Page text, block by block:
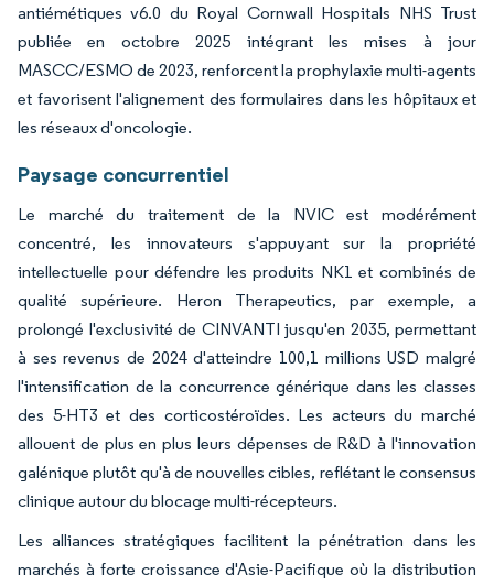
antiémétiques v6.0 du Royal Cornwall Hospitals NHS Trust
publiée en octobre 2025 intégrant les mises à jour
MASCC/ESMO de 2023, renforcent la prophylaxie multi-agents
et favorisent l'alignement des formulaires dans les hôpitaux et
les réseaux d'oncologie.
Paysage concurrentiel
Le marché du traitement de la NVIC est modérément
concentré, les innovateurs s'appuyant sur la propriété
intellectuelle pour défendre les produits NK1 et combinés de
qualité supérieure. Heron Therapeutics, par exemple, a
prolongé l'exclusivité de CINVANTI jusqu'en 2035, permettant
à ses revenus de 2024 d'atteindre 100,1 millions USD malgré
l'intensification de la concurrence générique dans les classes
des 5-HT3 et des corticostéroïdes. Les acteurs du marché
allouent de plus en plus leurs dépenses de R&D à l'innovation
galénique plutôt qu'à de nouvelles cibles, reflétant le consensus
clinique autour du blocage multi-récepteurs.
Les alliances stratégiques facilitent la pénétration dans les
marchés à forte croissance d'Asie-Pacifique où la distribution